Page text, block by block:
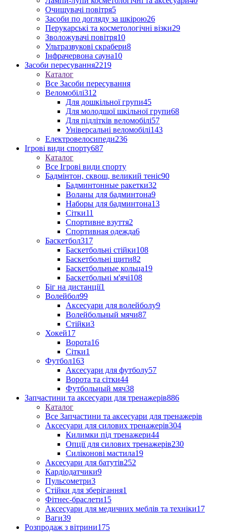
Очищувачі повітря5
Засоби по догляду за шкірою26
Перукарські та косметологічні візки29
Зволожувачі повітря10
Ультразвукові скрабери8
Інфрачервона сауна10
Засоби пересування2219
Каталог
Все Засоби пересування
Веломобілі312
Для дошкільної групи45
Для молодшої шкільної групи68
Для підлітків веломобілі57
Універсальні веломобілі143
Електровелосипеди236
Ігрові види спорту687
Каталог
Все Ігрові види спорту
Бадмінтон, сквош, великий теніс90
Бадминтонные ракетки32
Воланы для бадминтона9
Наборы для бадминтона13
Сітки11
Спортивне взуття2
Спортивная одежда6
Баскетбол317
Баскетбольні стійки108
Баскетбольні щити82
Баскетбольные кольца19
Баскетбольні м'ячі108
Біг на дистанції1
Волейбол99
Аксесуари для волейболу9
Волейбольный мячи87
Стійки3
Хокей17
Ворота16
Сітки1
Футбол163
Аксесуари для футболу57
Ворота та сітки44
Футбольный мяч38
Запчастини та аксесуари для тренажерів886
Каталог
Все Запчастини та аксесуари для тренажерів
Аксесуари для силових тренажерів304
Килимки під тренажери44
Опції для силових тренажерів230
Силіконові мастила19
Аксесуари для батутів252
Кардіодатчики9
Пульсометри3
Стійки для зберігання1
Фітнес-браслети15
Аксесуари для медичних меблів та техніки17
Ваги39
Розпродаж з вітрини175